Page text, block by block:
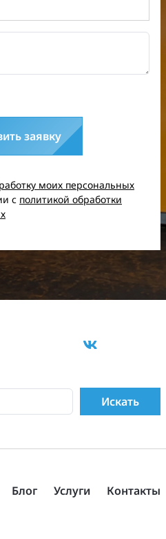
заявку
моих персональных
с политикой обработки
Блог Услуги
Контакты